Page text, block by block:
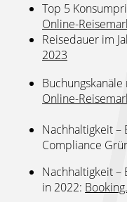
Top 5
Online-
Reisedauer im
2023
Buchungskanäle
Online-
Nachhaltigkeit –
Compliance
Nachhaltigkeit –
in 2022: